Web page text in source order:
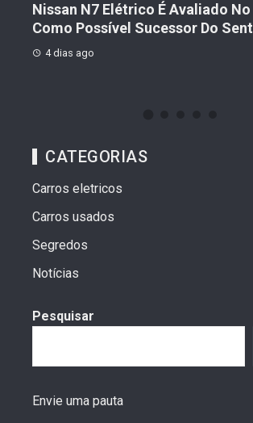
Nissan N7 Elétrico É Avaliado No
Como Possível Sucessor Do
4 dias ago
CATEGORIAS
Carros eletricos
Carros usados
Segredos
Notícias
Pesquisar
Envie uma pauta